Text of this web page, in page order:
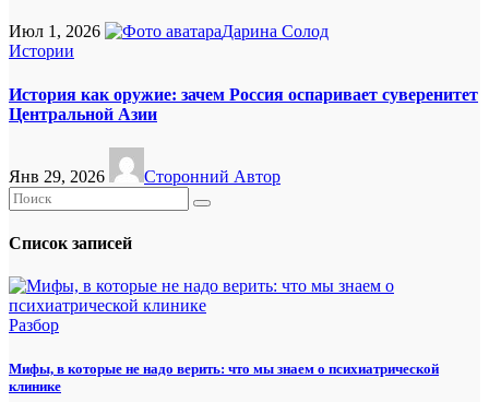
Июл 1, 2026
Дарина Солод
Истории
История как оружие: зачем Россия оспаривает суверенитет
Центральной Азии
Янв 29, 2026 Сторонний Автор
Список записей
Разбор
Мифы, в которые не надо верить: что мы знаем о психиатрической
клинике